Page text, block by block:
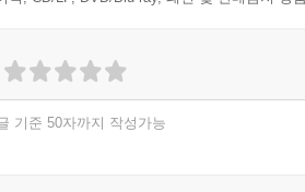
기준 50자까지 작성가능